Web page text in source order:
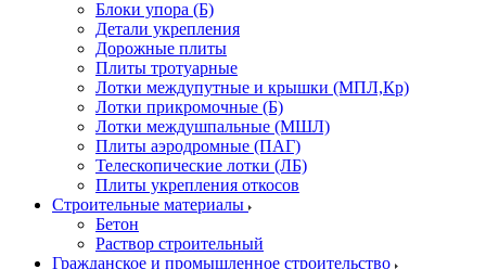
Блоки упора (Б)
Детали укрепления
Дорожные плиты
Плиты тротуарные
Лотки междупутные и крышки (МПЛ,Кр)
Лотки прикромочные (Б)
Лотки междушпальные (МШЛ)
Плиты аэродромные (ПАГ)
Телескопические лотки (ЛБ)
Плиты укрепления откосов
Строительные материалы
Бетон
Раствор строительный
Гражданское и промышленное строительство